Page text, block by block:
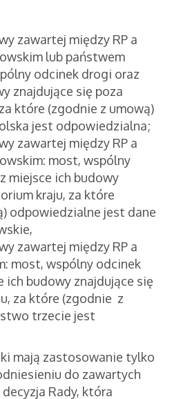
zawartej między RP a
lub państwem
odcinek drogi oraz
znajdujące się poza
które (zgodnie z umową)
jest odpowiedzialna;
zawartej między RP a
most, wspólny
miejsce ich budowy
kraju, za które
odpowiedzialne jest dane
zawartej między RP a
most, wspólny odcinek
ich budowy znajdujące się
za które (zgodnie z
trzecie jest
mają zastosowanie tylko
do zawartych
Rady, która